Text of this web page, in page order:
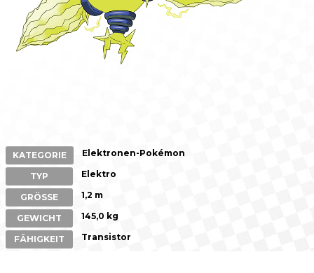
KATEGORIE Elektronen-Pokémon
TYP Elektro
GRÖSSE 1,2 m
GEWICHT 145,0 kg
FÄHIGKEIT Transistor